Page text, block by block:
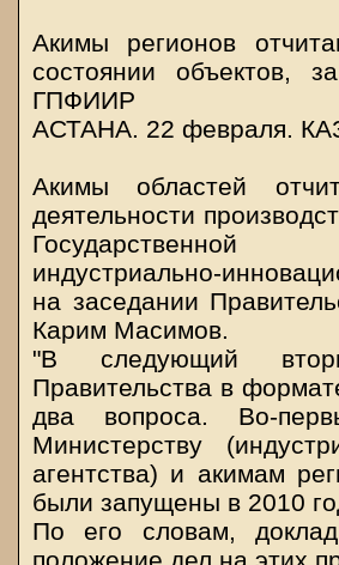
Акимы регионов
состоянии объектов,
ГПФИИР
АСТАНА. 22 февраля.
Акимы областей
деятельности
Государственной
индустриально-
на заседании
Карим Масимов.
"В следующий
Правительства в
два вопроса. Во-
Министерству
агентства) и акимам
были запущены в 2010
По его словам,